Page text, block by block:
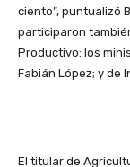
ciento”, puntualizó
participaron
Productivo: los
Fabián López; y de
El titular de